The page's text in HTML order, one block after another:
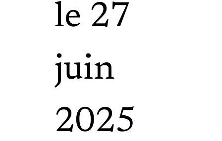
le 27
juin
2025